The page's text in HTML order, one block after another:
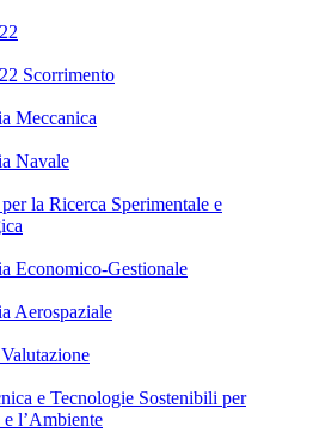
Scorrimento
Meccanica
Navale
la Ricerca Sperimentale e
Economico-Gestionale
Aerospaziale
e Tecnologie Sostenibili per
e l’Ambiente